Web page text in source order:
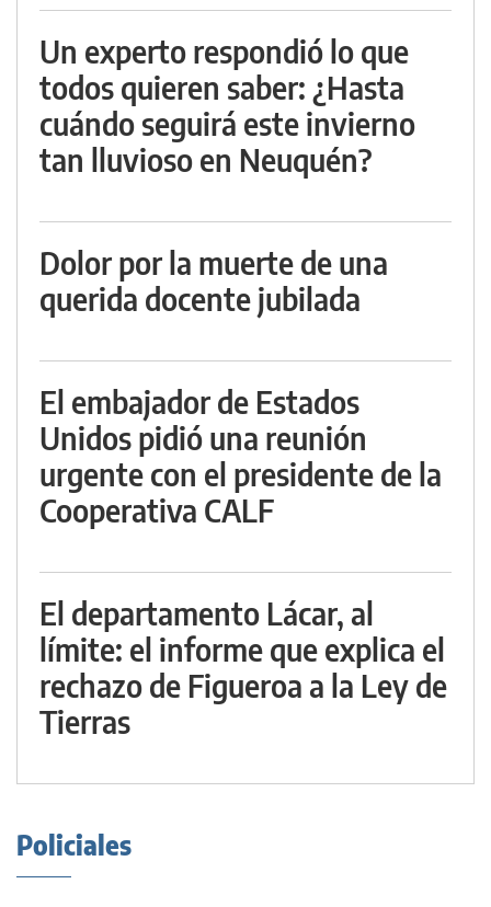
Un experto respondió lo que
todos quieren saber: ¿Hasta
cuándo seguirá este invierno
tan lluvioso en Neuquén?
Dolor por la muerte de una
querida docente jubilada
El embajador de Estados
Unidos pidió una reunión
urgente con el presidente de la
Cooperativa CALF
El departamento Lácar, al
límite: el informe que explica el
rechazo de Figueroa a la Ley de
Tierras
Policiales